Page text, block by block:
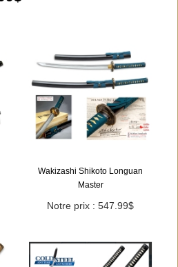
Wakizashi Shikoto Longuan
Master
Notre prix : 547.99$